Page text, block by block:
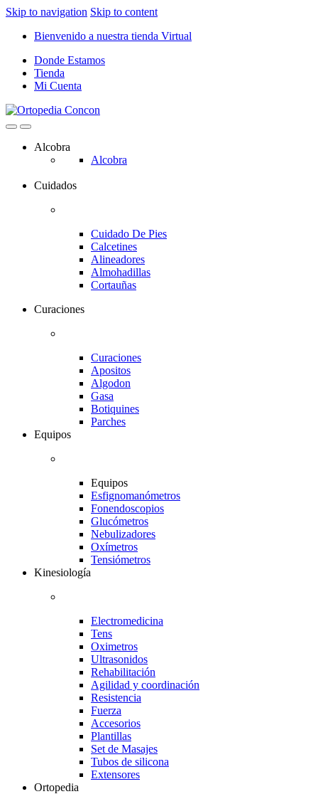
Skip to navigation Skip to content
Bienvenido a nuestra tienda Virtual
Donde Estamos
Tienda
Mi Cuenta
Alcobra
Alcobra
Cuidados
Cuidado De Pies
Calcetines
Alineadores
Almohadillas
Cortauñas
Curaciones
Curaciones
Apositos
Algodon
Gasa
Botiquines
Parches
Equipos
Equipos
Esfignomanómetros
Fonendoscopios
Glucómetros
Nebulizadores
Oxímetros
Tensiómetros
Kinesiología
Electromedicina
Tens
Oximetros
Ultrasonidos
Rehabilitación
Agilidad y coordinación
Resistencia
Fuerza
Accesorios
Plantillas
Set de Masajes
Tubos de silicona
Extensores
Ortopedia